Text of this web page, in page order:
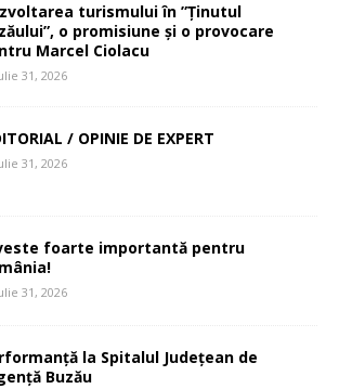
turismului în ”Ținutul
o promisiune și o provocare
Marcel Ciolacu
31, 2026
/ OPINIE DE EXPERT
31, 2026
foarte importantă pentru
31, 2026
la Spitalul Județean de
Buzău